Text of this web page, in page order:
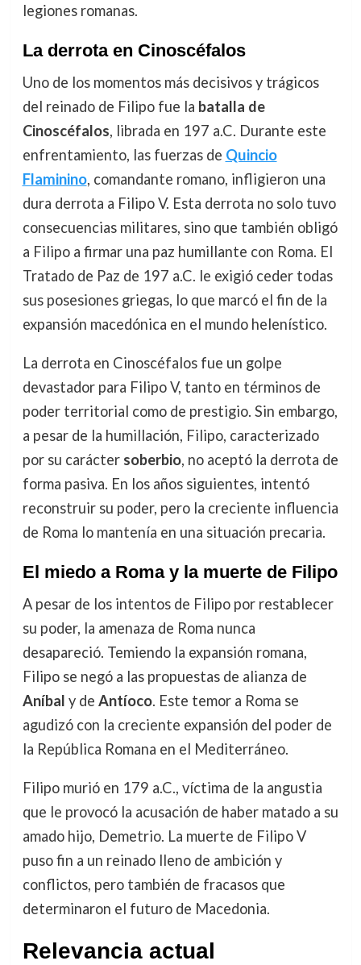
legiones romanas.
La derrota en Cinoscéfalos
Uno de los momentos más decisivos y trágicos
del reinado de Filipo fue la batalla de
Cinoscéfalos, librada en 197 a.C. Durante este
enfrentamiento, las fuerzas de Quincio
Flaminino, comandante romano, infligieron una
dura derrota a Filipo V. Esta derrota no solo tuvo
consecuencias militares, sino que también obligó
a Filipo a firmar una paz humillante con Roma. El
Tratado de Paz de 197 a.C. le exigió ceder todas
sus posesiones griegas, lo que marcó el fin de la
expansión macedónica en el mundo helenístico.
La derrota en Cinoscéfalos fue un golpe
devastador para Filipo V, tanto en términos de
poder territorial como de prestigio. Sin embargo,
a pesar de la humillación, Filipo, caracterizado
por su carácter soberbio, no aceptó la derrota de
forma pasiva. En los años siguientes, intentó
reconstruir su poder, pero la creciente influencia
de Roma lo mantenía en una situación precaria.
El miedo a Roma y la muerte de Filipo
A pesar de los intentos de Filipo por restablecer
su poder, la amenaza de Roma nunca
desapareció. Temiendo la expansión romana,
Filipo se negó a las propuestas de alianza de
Aníbal y de Antíoco. Este temor a Roma se
agudizó con la creciente expansión del poder de
la República Romana en el Mediterráneo.
Filipo murió en 179 a.C., víctima de la angustia
que le provocó la acusación de haber matado a su
amado hijo, Demetrio. La muerte de Filipo V
puso fin a un reinado lleno de ambición y
conflictos, pero también de fracasos que
determinaron el futuro de Macedonia.
Relevancia actual